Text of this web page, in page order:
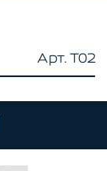
Арт. T02